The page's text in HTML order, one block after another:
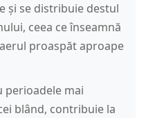
și se distribuie destul
ceea ce înseamnă
proaspăt aproape
perioadele mai
blând, contribuie la